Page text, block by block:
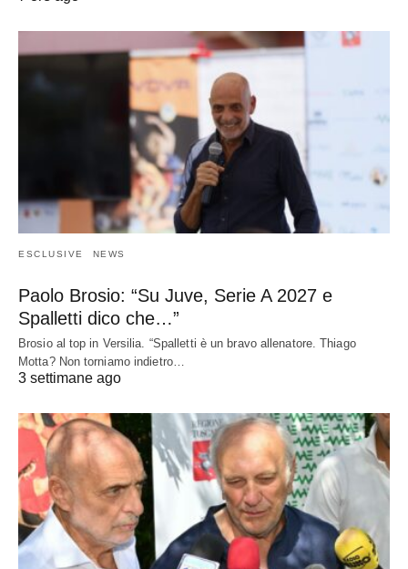
ESCLUSIVE NEWS
Paolo Brosio: “Su Juve, Serie A 2027 e
Spalletti dico che…”
Brosio al top in Versilia. “Spalletti è un bravo allenatore. Thiago
Motta? Non torniamo indietro…
3 settimane ago